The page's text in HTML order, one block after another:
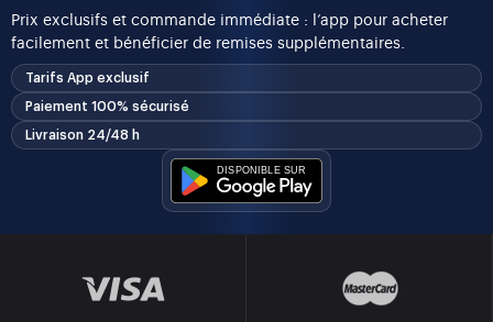
Prix exclusifs et commande immédiate : l’app pour acheter
facilement et bénéficier de remises supplémentaires.
Tarifs App exclusif
Paiement 100% sécurisé
Livraison 24/48 h